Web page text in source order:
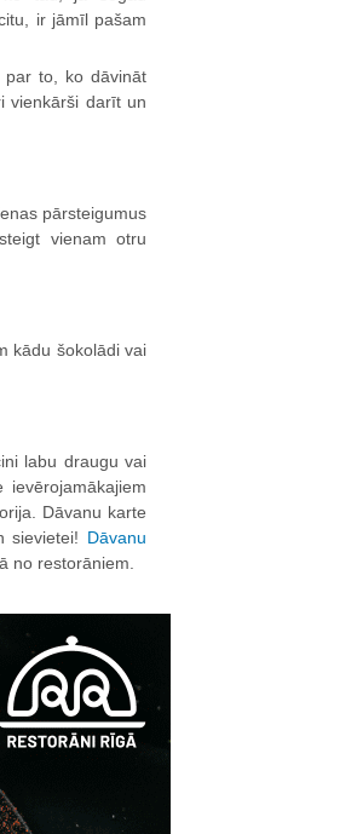
ir jāmīl pašam
par to, ko dāvināt
vienkārši darīt un
pārsteigumus
vienam otru
kādu šokolādi vai
labu draugu vai
Dāvanu karte
sievietei! Dāvanu
no restorāniem.